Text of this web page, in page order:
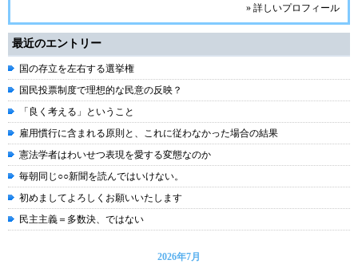
» 詳しいプロフィール
最近のエントリー
国の存立を左右する選挙権
国民投票制度で理想的な民意の反映？
「良く考える」ということ
雇用慣行に含まれる原則と、これに従わなかった場合の結果
憲法学者はわいせつ表現を愛する変態なのか
毎朝同じ○○新聞を読んではいけない。
初めましてよろしくお願いいたします
民主主義＝多数決、ではない
2026年7月